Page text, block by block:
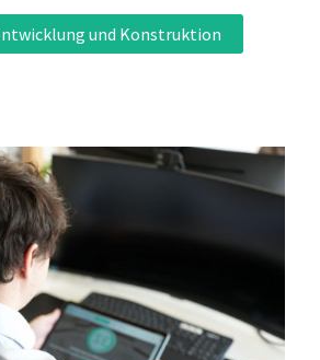
und Konstruktion